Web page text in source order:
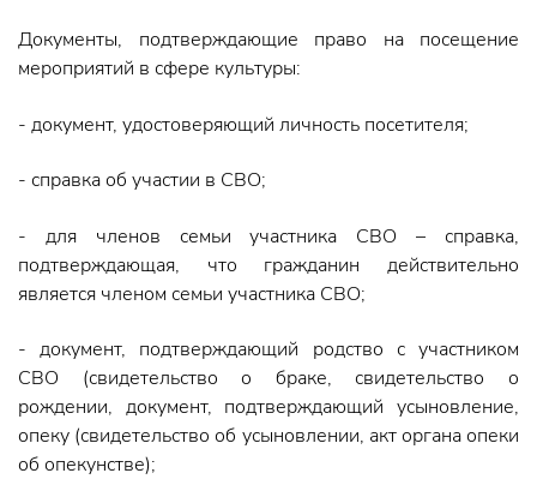
Документы, подтверждающие право на посещение
мероприятий в сфере культуры:
- документ, удостоверяющий личность посетителя;
- справка об участии в СВО;
- для членов семьи участника СВО – справка,
подтверждающая, что гражданин действительно
является членом семьи участника СВО;
- документ, подтверждающий родство с участником
СВО (свидетельство о браке, свидетельство о
рождении, документ, подтверждающий усыновление,
опеку (свидетельство об усыновлении, акт органа опеки
об опекунстве);